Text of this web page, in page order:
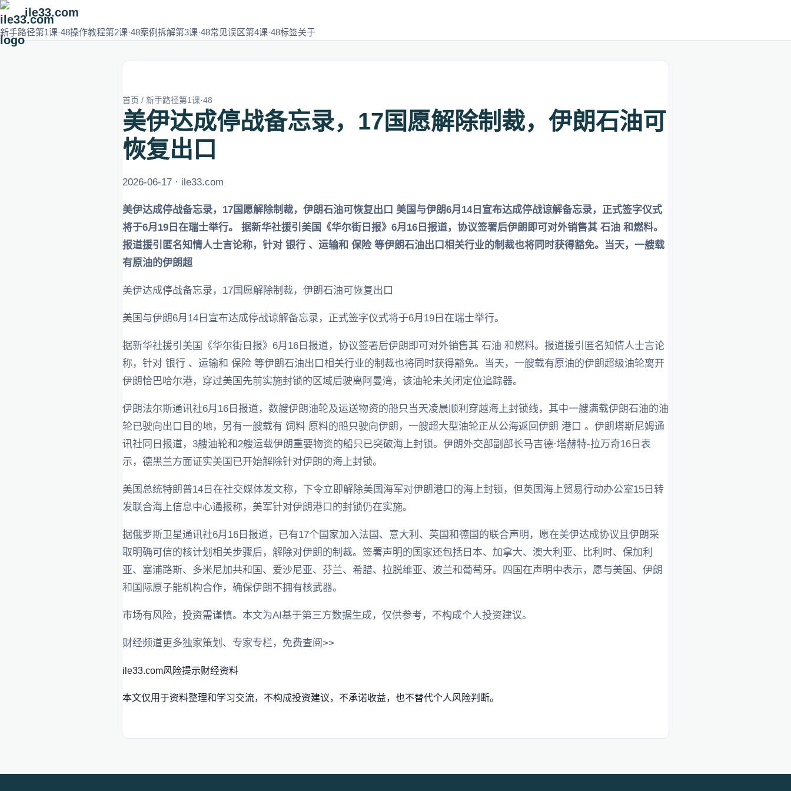
ile33.com
新手路径第1课·48操作教程第2课·48案例拆解第3课·48常见误区第4课·48标签关于
首页 / 新手路径第1课·48
美伊达成停战备忘录，17国愿解除制裁，伊朗石油可
恢复出口
2026-06-17 · ile33.com
美伊达成停战备忘录，17国愿解除制裁，伊朗石油可恢复出口 美国与伊朗6月14日宣布达成停战谅解备忘录，正式签字仪式
将于6月19日在瑞士举行。 据新华社援引美国《华尔街日报》6月16日报道，协议签署后伊朗即可对外销售其 石油 和燃料。
报道援引匿名知情人士言论称，针对 银行 、运输和 保险 等伊朗石油出口相关行业的制裁也将同时获得豁免。当天，一艘载
有原油的伊朗超
美伊达成停战备忘录，17国愿解除制裁，伊朗石油可恢复出口
美国与伊朗6月14日宣布达成停战谅解备忘录，正式签字仪式将于6月19日在瑞士举行。
据新华社援引美国《华尔街日报》6月16日报道，协议签署后伊朗即可对外销售其 石油 和燃料。报道援引匿名知情人士言论
称，针对 银行 、运输和 保险 等伊朗石油出口相关行业的制裁也将同时获得豁免。当天，一艘载有原油的伊朗超级油轮离开
伊朗恰巴哈尔港，穿过美国先前实施封锁的区域后驶离阿曼湾，该油轮未关闭定位追踪器。
伊朗法尔斯通讯社6月16日报道，数艘伊朗油轮及运送物资的船只当天凌晨顺利穿越海上封锁线，其中一艘满载伊朗石油的油
轮已驶向出口目的地，另有一艘载有 饲料 原料的船只驶向伊朗，一艘超大型油轮正从公海返回伊朗 港口 。伊朗塔斯尼姆通
讯社同日报道，3艘油轮和2艘运载伊朗重要物资的船只已突破海上封锁。伊朗外交部副部长马吉德·塔赫特-拉万奇16日表
示，德黑兰方面证实美国已开始解除针对伊朗的海上封锁。
美国总统特朗普14日在社交媒体发文称，下令立即解除美国海军对伊朗港口的海上封锁，但英国海上贸易行动办公室15日转
发联合海上信息中心通报称，美军针对伊朗港口的封锁仍在实施。
据俄罗斯卫星通讯社6月16日报道，已有17个国家加入法国、意大利、英国和德国的联合声明，愿在美伊达成协议且伊朗采
取明确可信的核计划相关步骤后，解除对伊朗的制裁。签署声明的国家还包括日本、加拿大、澳大利亚、比利时、保加利
亚、塞浦路斯、多米尼加共和国、爱沙尼亚、芬兰、希腊、拉脱维亚、波兰和葡萄牙。四国在声明中表示，愿与美国、伊朗
和国际原子能机构合作，确保伊朗不拥有核武器。
市场有风险，投资需谨慎。本文为AI基于第三方数据生成，仅供参考，不构成个人投资建议。
财经频道更多独家策划、专家专栏，免费查阅>>
ile33.com风险提示财经资料
本文仅用于资料整理和学习交流，不构成投资建议，不承诺收益，也不替代个人风险判断。